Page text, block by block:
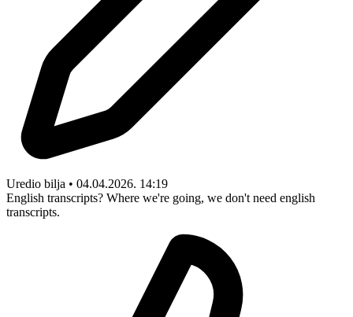
Uredio bilja • 04.04.2026. 14:19
English transcripts? Where we're going, we don't need english
transcripts.